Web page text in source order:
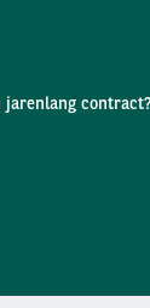
jarenlang contract?